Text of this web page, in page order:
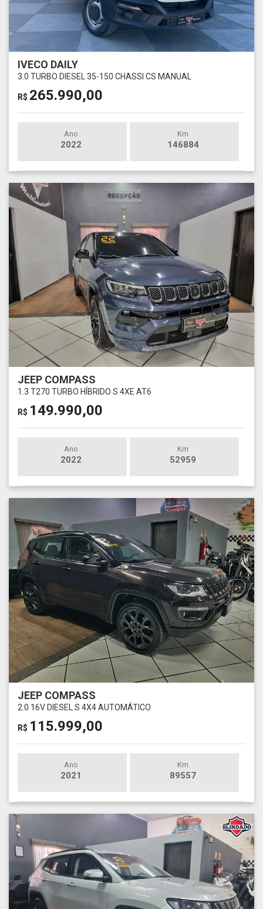
IVECO DAILY
3.0 TURBO DIESEL 35-150 CHASSI CS MANUAL
R$ 265.990,00
Ano
2022
Km
146884
JEEP COMPASS
1.3 T270 TURBO HÍBRIDO S 4XE AT6
R$ 149.990,00
Ano
2022
Km
52959
JEEP COMPASS
2.0 16V DIESEL S 4X4 AUTOMÁTICO
R$ 115.999,00
Ano
2021
Km
89557